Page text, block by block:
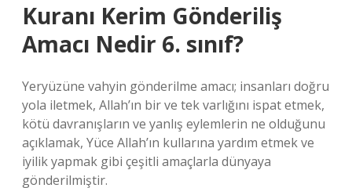
Kuranı Kerim Gönderiliş
Amacı Nedir 6. sınıf?
Yeryüzüne vahyin gönderilme amacı; insanları doğru
yola iletmek, Allah’ın bir ve tek varlığını ispat etmek,
kötü davranışların ve yanlış eylemlerin ne olduğunu
açıklamak, Yüce Allah’ın kullarına yardım etmek ve
iyilik yapmak gibi çeşitli amaçlarla dünyaya
gönderilmiştir.